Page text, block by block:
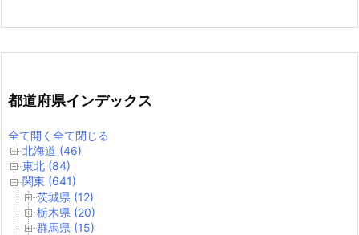
都道府県インデックス
全て開く 全て閉じる
北海道 (46)
東北 (84)
関東 (641)
茨城県 (12)
栃木県 (20)
群馬県 (15)